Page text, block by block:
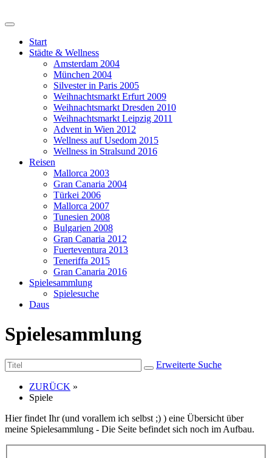
Start
Städte & Wellness
Amsterdam 2004
München 2004
Silvester in Paris 2005
Weihnachtsmarkt Erfurt 2009
Weihnachtsmarkt Dresden 2010
Weihnachtsmarkt Leipzig 2011
Advent in Wien 2012
Wellness auf Usedom 2015
Wellness in Stralsund 2016
Reisen
Mallorca 2003
Gran Canaria 2004
Türkei 2006
Mallorca 2007
Tunesien 2008
Bulgarien 2008
Gran Canaria 2012
Fuerteventura 2013
Teneriffa 2015
Gran Canaria 2016
Spielesammlung
Spielesuche
Daus
Spielesammlung
Erweiterte Suche
ZURÜCK »
Spiele
Hier findet Ihr (und vorallem ich selbst ;) ) eine Übersicht über
meine Spielesammlung - Die Seite befindet sich noch im Aufbau.